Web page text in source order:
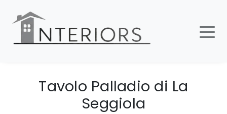
Tavolo Palladio di La
Seggiola